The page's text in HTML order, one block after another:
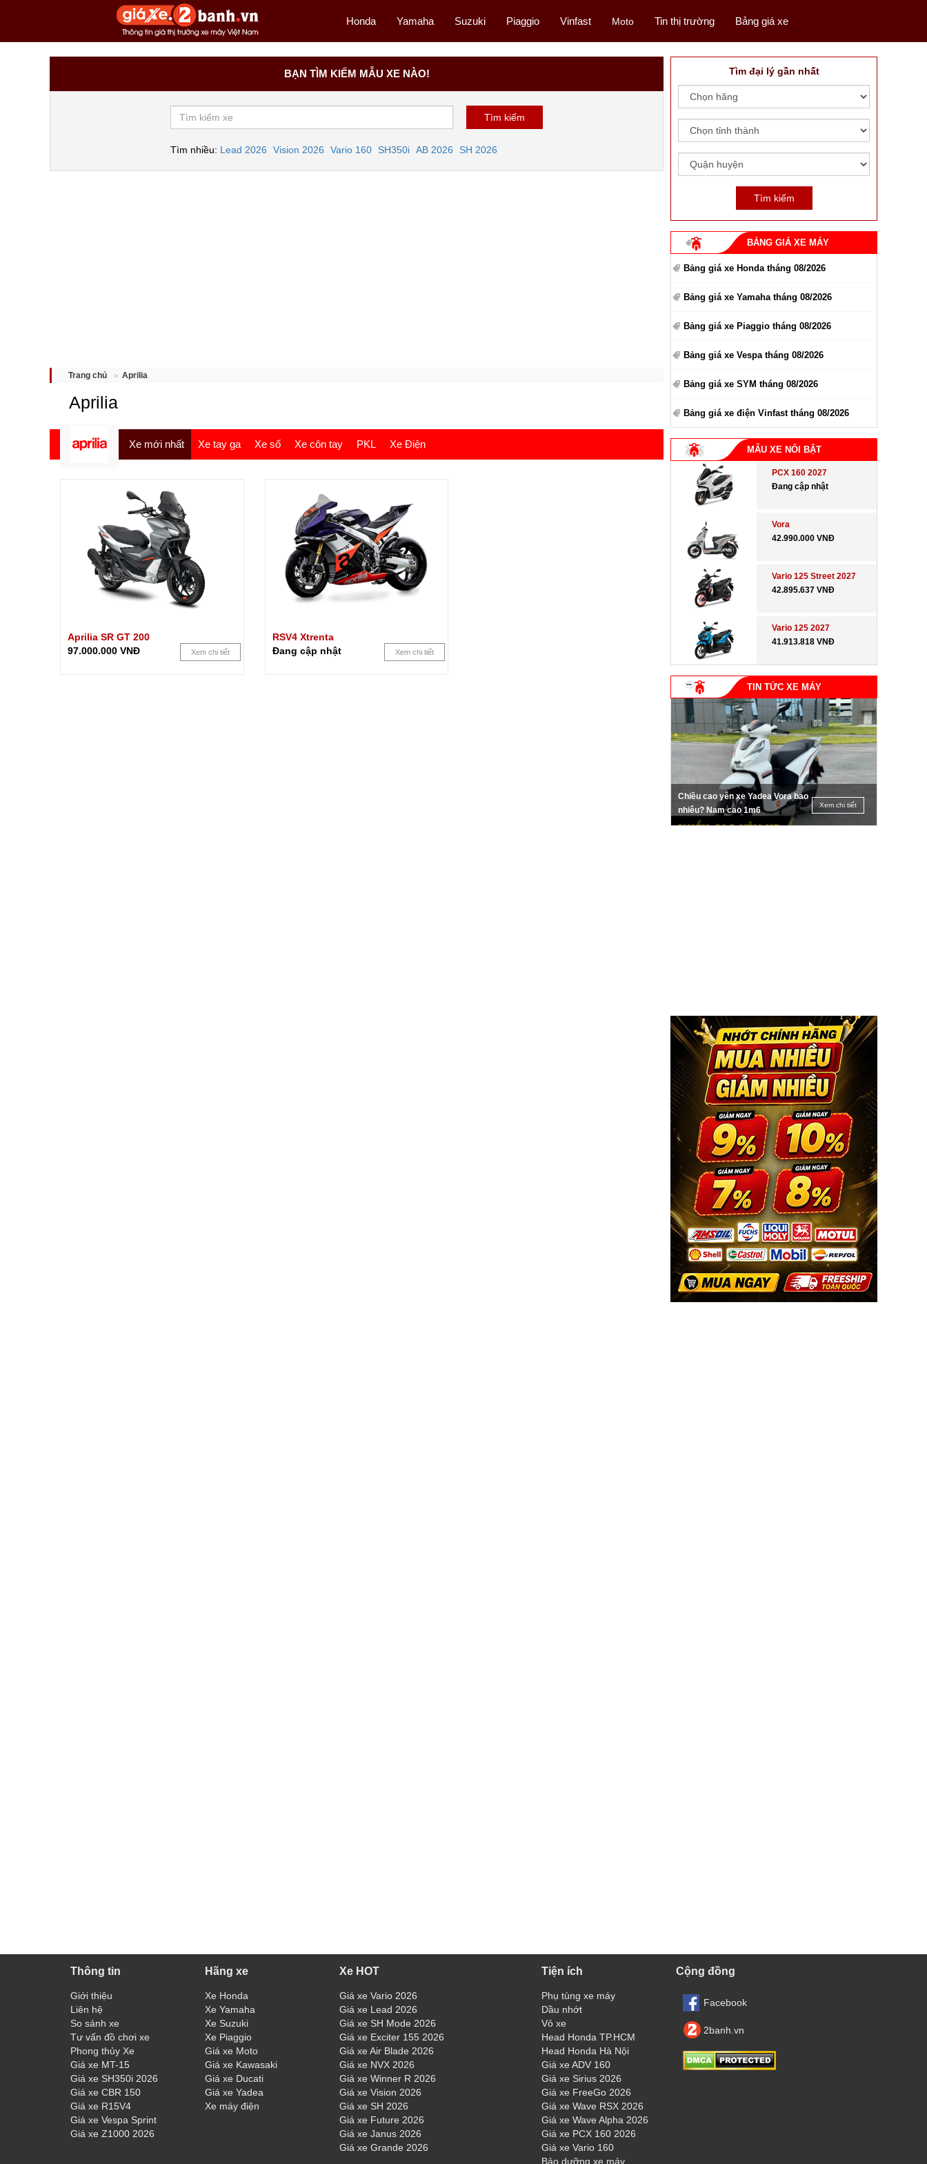
Honda Yamaha Suzuki Piaggio Vinfast Moto Tin thị trường Bảng giá xe
BẠN TÌM KIẾM MẪU XE NÀO!
Tìm nhiều: Lead 2026 Vision 2026 Vario 160 SH350i AB 2026 SH 2026
Trang chủ Aprilia
Aprilia
Xe mới nhất Xe tay ga Xe số Xe côn tay PKL Xe Điện
Aprilia SR GT 200
97.000.000 VNĐ
Xem chi tiết
RSV4 Xtrenta
Đang cập nhật
Xem chi tiết
Tìm đại lý gần nhất
BẢNG GIÁ XE MÁY
Bảng giá xe Honda tháng 08/2026
Bảng giá xe Yamaha tháng 08/2026
Bảng giá xe Piaggio tháng 08/2026
Bảng giá xe Vespa tháng 08/2026
Bảng giá xe SYM tháng 08/2026
Bảng giá xe điện Vinfast tháng 08/2026
MẪU XE NỔI BẬT
PCX 160 2027
Đang cập nhật
Vora
42.990.000 VNĐ
Vario 125 Street 2027
42.895.637 VNĐ
Vario 125 2027
41.913.818 VNĐ
TIN TỨC XE MÁY
Chiều cao yên xe Yadea Vora bao
nhiêu? Nam cao 1m6
Xem chi tiết
Thông tin
Giới thiệu
Liên hệ
So sánh xe
Tư vấn đồ chơi xe
Phong thủy Xe
Giá xe MT-15
Giá xe SH350i 2026
Giá xe CBR 150
Giá xe R15V4
Giá xe Vespa Sprint
Giá xe Z1000 2026
Hãng xe
Xe Honda
Xe Yamaha
Xe Suzuki
Xe Piaggio
Giá xe Moto
Giá xe Kawasaki
Giá xe Ducati
Giá xe Yadea
Xe máy điện
Xe HOT
Giá xe Vario 2026
Giá xe Lead 2026
Giá xe SH Mode 2026
Giá xe Exciter 155 2026
Giá xe Air Blade 2026
Giá xe NVX 2026
Giá xe Winner R 2026
Giá xe Vision 2026
Giá xe SH 2026
Giá xe Future 2026
Giá xe Janus 2026
Giá xe Grande 2026
Tiện ích
Phụ tùng xe máy
Dầu nhớt
Vỏ xe
Head Honda TP.HCM
Head Honda Hà Nội
Giá xe ADV 160
Giá xe Sirius 2026
Giá xe FreeGo 2026
Giá xe Wave RSX 2026
Giá xe Wave Alpha 2026
Giá xe PCX 160 2026
Giá xe Vario 160
Bảo dưỡng xe máy
Cộng đồng
Facebook
2banh.vn